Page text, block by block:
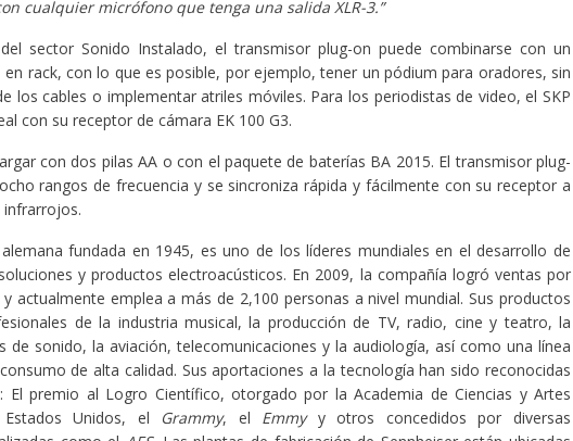
cualquier micrófono que tenga una salida XLR-3.”
sector Sonido Instalado, el transmisor plug-on puede combinarse con un
rack, con lo que es posible, por ejemplo, tener un pódium para oradores, sin
los cables o implementar atriles móviles. Para los periodistas de video, el SKP
con su receptor de cámara EK 100 G3.
con dos pilas AA o con el paquete de baterías BA 2015. El transmisor plug-
rangos de frecuencia y se sincroniza rápida y fácilmente con su receptor a
infrarrojos.
fundada en 1945, es uno de los líderes mundiales en el desarrollo de
y productos electroacústicos. En 2009, la compañía logró ventas por
actualmente emplea a más de 2,100 personas a nivel mundial. Sus productos
de la industria musical, la producción de TV, radio, cine y teatro, la
de sonido, la aviación, telecomunicaciones y la audiología, así como una línea
de alta calidad. Sus aportaciones a la tecnología han sido reconocidas
El premio al Logro Científico, otorgado por la Academia de Ciencias y Artes
Unidos, el Grammy, el Emmyy otros concedidos por diversas